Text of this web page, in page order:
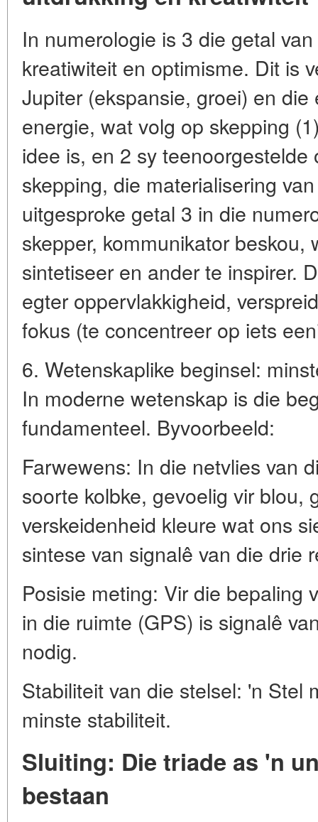
In numerologie is 3 die getal
kreatiwiteit en optimisme. Dit is
Jupiter (ekspansie, groei) en die
energie, wat volg op skepping
idee is, en 2 sy
skepping, die materialisering
uitgesproke getal 3 in die
skepper, kommunikator
sintetiseer en ander te inspirer.
egter oppervlakkigheid,
fokus (te concentreer op iets
6. Wetenskaplike beginsel:
In moderne wetenskap is die
fundamenteel. Byvoorbeeld:
Farwewens: In die netvlies van
soorte kolbke, gevoelig vir blou,
verskeidenheid kleure wat ons
sintese van signalê van die drie
Posisie meting: Vir die bepaling
in die ruimte (GPS) is signalê
nodig.
Stabiliteit van die stelsel: 'n Stel
minste stabiliteit.
Sluiting: Die triade as 'n
bestaan